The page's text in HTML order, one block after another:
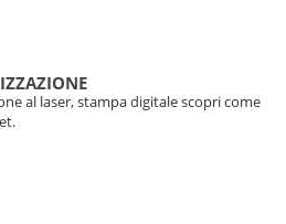
al laser, stampa digitale scopri come